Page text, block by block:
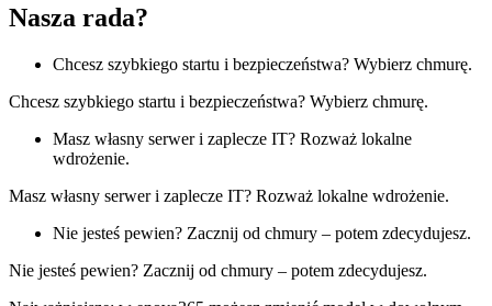
Nasza rada?
Chcesz szybkiego startu i bezpieczeństwa? Wybierz chmurę.
Chcesz szybkiego startu i bezpieczeństwa? Wybierz chmurę.
Masz własny serwer i zaplecze IT? Rozważ lokalne
wdrożenie.
Masz własny serwer i zaplecze IT? Rozważ lokalne wdrożenie.
Nie jesteś pewien? Zacznij od chmury – potem zdecydujesz.
Nie jesteś pewien? Zacznij od chmury – potem zdecydujesz.